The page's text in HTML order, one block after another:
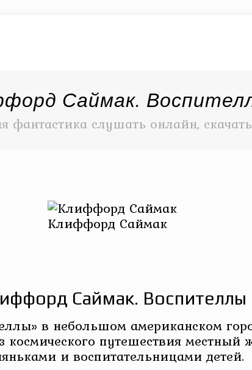
Саймак.
фантастика слушать онлайн, скачать
Клиффорд Саймак
Саймак. Воспителлы
в небольшом американском
путешествия местный
и воспитательницами детей.